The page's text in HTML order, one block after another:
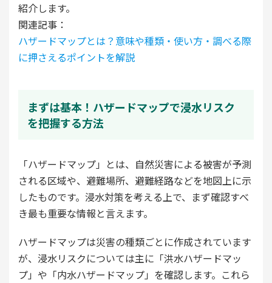
紹介します。
関連記事：
ハザードマップとは？意味や種類・使い方・調べる際
に押さえるポイントを解説
まずは基本！ハザードマップで浸水リスク
を把握する方法
「ハザードマップ」とは、自然災害による被害が予測
される区域や、避難場所、避難経路などを地図上に示
したものです。浸水対策を考える上で、まず確認すべ
き最も重要な情報と言えます。
ハザードマップは災害の種類ごとに作成されています
が、浸水リスクについては主に「洪水ハザードマッ
プ」や「内水ハザードマップ」を確認します。これら